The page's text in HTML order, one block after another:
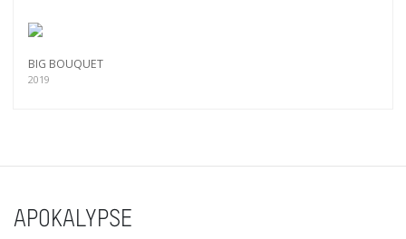
BIG BOUQUET
2019
APOKALYPSE